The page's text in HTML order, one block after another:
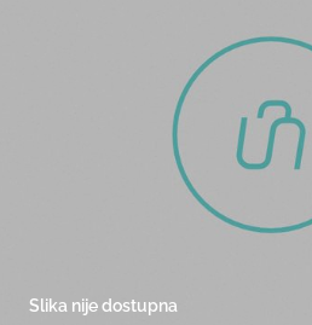
Slika nije dostupna